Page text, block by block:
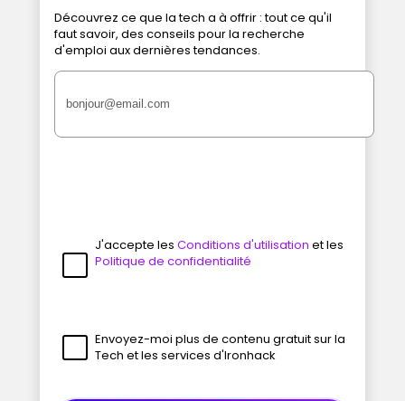
Découvrez ce que la tech a à offrir : tout ce qu'il
faut savoir, des conseils pour la recherche
d'emploi aux dernières tendances.
J'accepte les Conditions d'utilisation et les
Politique de confidentialité
Envoyez-moi plus de contenu gratuit sur la
Tech et les services d'Ironhack